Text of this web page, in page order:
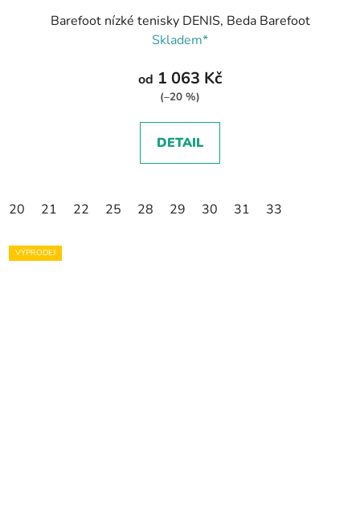
Barefoot nízké tenisky DENIS, Beda Barefoot
Skladem*
od 1 063 Kč
(–20 %)
DETAIL
20 21 22 25 28 29 30 31 33
VÝPRODEJ